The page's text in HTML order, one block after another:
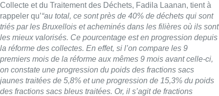
Collecte et du Traitement des Déchets, Fadila Laanan, tient à
rappeler qu’“au total, ce sont près de 40% de déchets qui sont
triés par les Bruxellois et acheminés dans les filières où ils sont
les mieux valorisés. Ce pourcentage est en progression depuis
la réforme des collectes. En effet, si l’on compare les 9
premiers mois de la réforme aux mêmes 9 mois avant celle-ci,
on constate une progression du poids des fractions sacs
jaunes traitées de 5,8% et une progression de 15,3% du poids
des fractions sacs bleus traitées. Or, il s’agit de fractions